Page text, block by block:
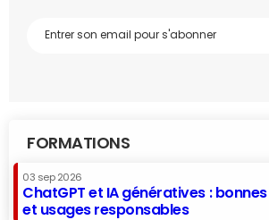
FORMATIONS
03 sep 2026
ChatGPT et IA génératives :
et usages responsables